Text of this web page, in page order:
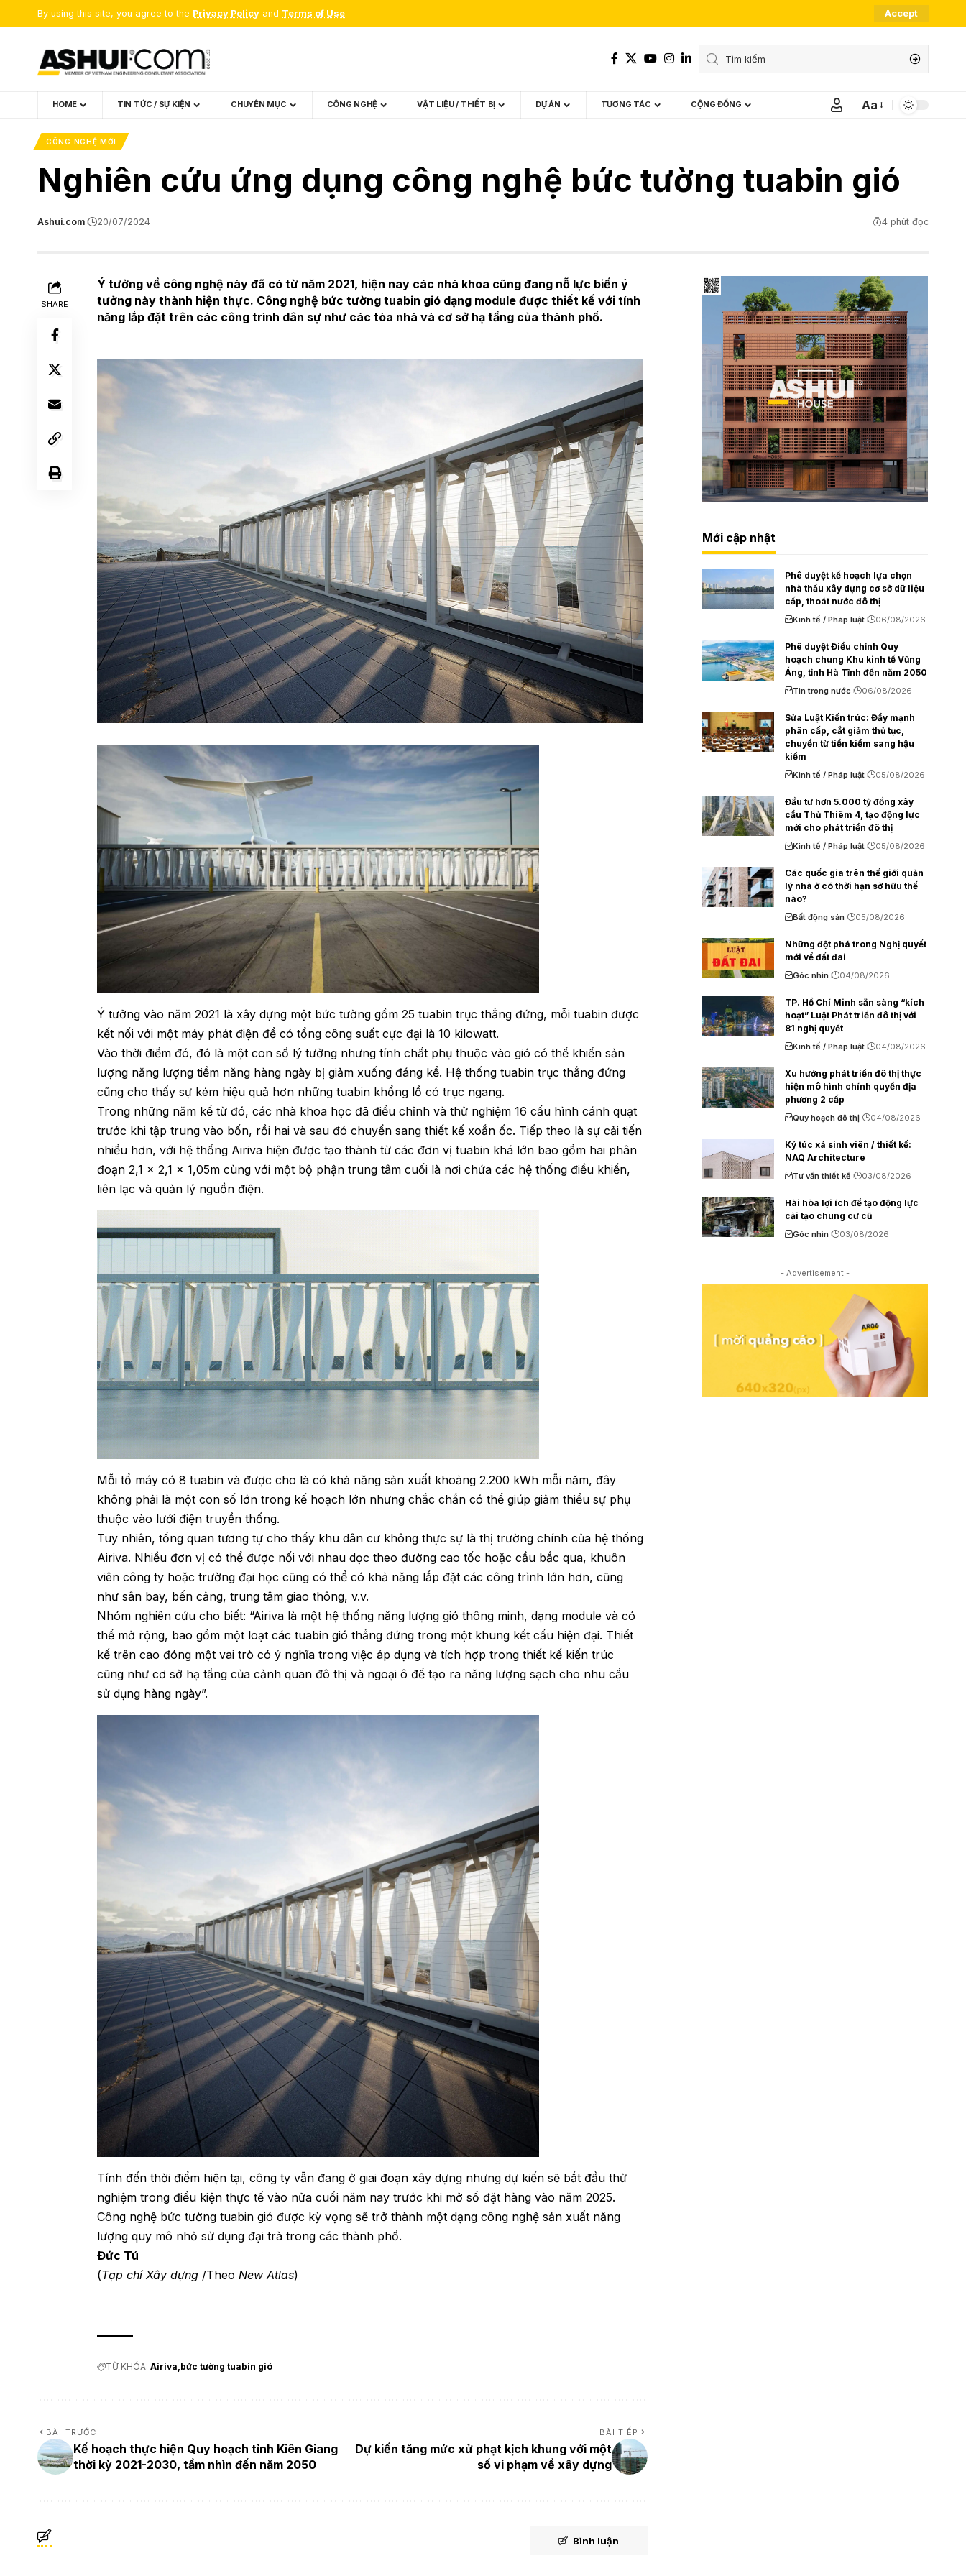
By using this site, you agree to the Privacy Policy and Terms of Use. Accept
HOME TIN TỨC / SỰ KIỆN CHUYÊN MỤC CÔNG NGHỆ VẬT LIỆU / THIẾT BỊ DỰ ÁN TƯƠNG TÁC CỘNG ĐỒNG
Font
Aa
CÔNG NGHỆ MỚI
Nghiên cứu ứng dụng công nghệ bức tường tuabin gió
Ashui.com 20/07/2024 4 phút đọc
SHARE
Ý tưởng về công nghệ này đã có từ năm 2021, hiện nay các nhà khoa cũng đang nỗ lực biến ý
tưởng này thành hiện thực. Công nghệ bức tường tuabin gió dạng module được thiết kế với tính
năng lắp đặt trên các công trình dân sự như các tòa nhà và cơ sở hạ tầng của thành phố.
Ý tưởng vào năm 2021 là xây dựng một bức tường gồm 25 tuabin trục thẳng đứng, mỗi tuabin được
kết nối với một máy phát điện để có tổng công suất cực đại là 10 kilowatt.
Vào thời điểm đó, đó là một con số lý tưởng nhưng tính chất phụ thuộc vào gió có thể khiến sản
lượng năng lượng tiềm năng hàng ngày bị giảm xuống đáng kể. Hệ thống tuabin trục thẳng đứng
cũng cho thấy sự kém hiệu quả hơn những tuabin khổng lồ có trục ngang.
Trong những năm kể từ đó, các nhà khoa học đã điều chỉnh và thử nghiệm 16 cấu hình cánh quạt
trước khi tập trung vào bốn, rồi hai và sau đó chuyển sang thiết kế xoắn ốc. Tiếp theo là sự cải tiến
nhiều hơn, với hệ thống Airiva hiện được tạo thành từ các đơn vị tuabin khá lớn bao gồm hai phân
đoạn 2,1 x 2,1 x 1,05m cùng với một bộ phận trung tâm cuối là nơi chứa các hệ thống điều khiển,
liên lạc và quản lý nguồn điện.
Mỗi tổ máy có 8 tuabin và được cho là có khả năng sản xuất khoảng 2.200 kWh mỗi năm, đây
không phải là một con số lớn trong kế hoạch lớn nhưng chắc chắn có thể giúp giảm thiểu sự phụ
thuộc vào lưới điện truyền thống.
Tuy nhiên, tổng quan tương tự cho thấy khu dân cư không thực sự là thị trường chính của hệ thống
Airiva. Nhiều đơn vị có thể được nối với nhau dọc theo đường cao tốc hoặc cầu bắc qua, khuôn
viên công ty hoặc trường đại học cũng có thể có khả năng lắp đặt các công trình lớn hơn, cũng
như sân bay, bến cảng, trung tâm giao thông, v.v.
Nhóm nghiên cứu cho biết: “Airiva là một hệ thống năng lượng gió thông minh, dạng module và có
thể mở rộng, bao gồm một loạt các tuabin gió thẳng đứng trong một khung kết cấu hiện đại. Thiết
kế trên cao đóng một vai trò có ý nghĩa trong việc áp dụng và tích hợp trong thiết kế kiến trúc
cũng như cơ sở hạ tầng của cảnh quan đô thị và ngoại ô để tạo ra năng lượng sạch cho nhu cầu
sử dụng hàng ngày”.
Tính đến thời điểm hiện tại, công ty vẫn đang ở giai đoạn xây dựng nhưng dự kiến sẽ bắt đầu thử
nghiệm trong điều kiện thực tế vào nửa cuối năm nay trước khi mở sổ đặt hàng vào năm 2025.
Công nghệ bức tường tuabin gió được kỳ vọng sẽ trở thành một dạng công nghệ sản xuất năng
lượng quy mô nhỏ sử dụng đại trà trong các thành phố.
Đức Tú
(Tạp chí Xây dựng /Theo New Atlas)
TỪ KHÓA: Airiva bức tường tuabin gió
BÀI TRƯỚC
Kế hoạch thực hiện Quy hoạch tỉnh Kiên Giang
thời kỳ 2021-2030, tầm nhìn đến năm 2050
BÀI TIẾP
Dự kiến tăng mức xử phạt kịch khung với một
số vi phạm về xây dựng
Bình luận
Mới cập nhật
Phê duyệt kế hoạch lựa chọn
nhà thầu xây dựng cơ sở dữ liệu
cấp, thoát nước đô thị
Kinh tế / Pháp luật 06/08/2026
Phê duyệt Điều chỉnh Quy
hoạch chung Khu kinh tế Vũng
Áng, tỉnh Hà Tĩnh đến năm 2050
Tin trong nước 06/08/2026
Sửa Luật Kiến trúc: Đẩy mạnh
phân cấp, cắt giảm thủ tục,
chuyển từ tiền kiểm sang hậu
kiểm
Kinh tế / Pháp luật 05/08/2026
Đầu tư hơn 5.000 tỷ đồng xây
cầu Thủ Thiêm 4, tạo động lực
mới cho phát triển đô thị
Kinh tế / Pháp luật 05/08/2026
Các quốc gia trên thế giới quản
lý nhà ở có thời hạn sở hữu thế
nào?
Bất động sản 05/08/2026
Những đột phá trong Nghị quyết
mới về đất đai
Góc nhìn 04/08/2026
TP. Hồ Chí Minh sẵn sàng “kích
hoạt” Luật Phát triển đô thị với
81 nghị quyết
Kinh tế / Pháp luật 04/08/2026
Xu hướng phát triển đô thị thực
hiện mô hình chính quyền địa
phương 2 cấp
Quy hoạch đô thị 04/08/2026
Ký túc xá sinh viên / thiết kế:
NAQ Architecture
Tư vấn thiết kế 03/08/2026
Hài hòa lợi ích để tạo động lực
cải tạo chung cư cũ
Góc nhìn 03/08/2026
- Advertisement -